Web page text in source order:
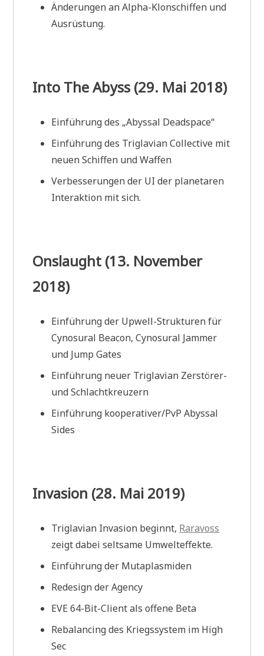
Änderungen an Alpha-Klonschiffen und
Ausrüstung.
Into The Abyss (29. Mai 2018)
Einführung des „Abyssal Deadspace“
Einführung des Triglavian Collective mit
neuen Schiffen und Waffen
Verbesserungen der UI der planetaren
Interaktion mit sich.
Onslaught (13. November
2018)
Einführung der Upwell-Strukturen für
Cynosural Beacon, Cynosural Jammer
und Jump Gates
Einführung neuer Triglavian Zerstörer-
und Schlachtkreuzern
Einführung kooperativer/PvP Abyssal
Sides
Invasion (28. Mai 2019)
Triglavian Invasion beginnt, Raravoss
zeigt dabei seltsame Umwelteffekte.
Einführung der Mutaplasmiden
Redesign der Agency
EVE 64-Bit-Client als offene Beta
Rebalancing des Kriegssystem im High
Sec